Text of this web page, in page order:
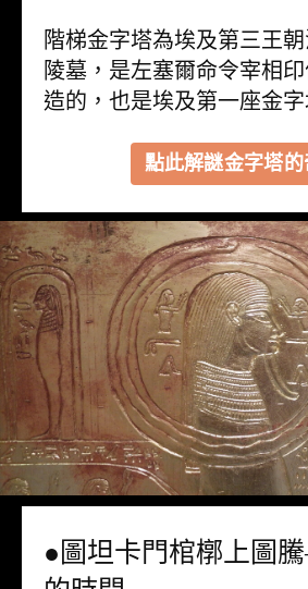
階梯金字塔為埃及第三王
陵墓，是左塞爾命令宰相
造的，也是埃及第一座金字
點此解謎金字塔的
●圖坦卡門棺槨上圖